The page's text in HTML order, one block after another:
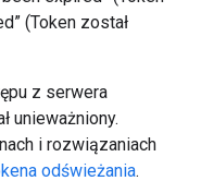
(Token został
z serwera
unieważniony.
i rozwiązaniach
odświeżania.